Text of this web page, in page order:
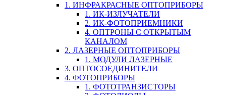
1. ИНФРАКРАСНЫЕ ОПТОПРИБОРЫ
1. ИК-ИЗЛУЧАТЕЛИ
2. ИК-ФОТОПРИЕМНИКИ
4. ОПТРОНЫ С ОТКРЫТЫМ
КАНАЛОМ
2. ЛАЗЕРНЫЕ ОПТОПРИБОРЫ
1. МОДУЛИ ЛАЗЕРНЫЕ
3. ОПТОСОЕДИНИТЕЛИ
4. ФОТОПРИБОРЫ
1. ФОТОТРАНЗИСТОРЫ